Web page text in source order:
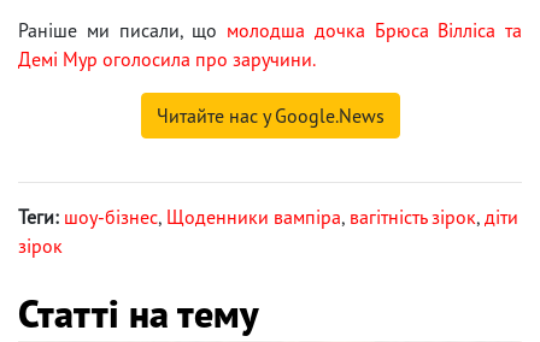
Раніше ми писали, що молодша дочка Брюса Вілліса та
Демі Мур оголосила про заручини.
Читайте нас у Google.News
Теги: шоу-бізнес, Щоденники вампіра, вагітність зірок, діти
зірок
Статті на тему